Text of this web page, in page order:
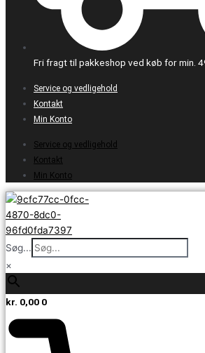
Fri fragt til pakkeshop ved køb for min.
Service og vedligehold
Kontakt
Min Konto
Service og vedligehold
Kontakt
Min Konto
Søg...
×
kr. 0,00 0